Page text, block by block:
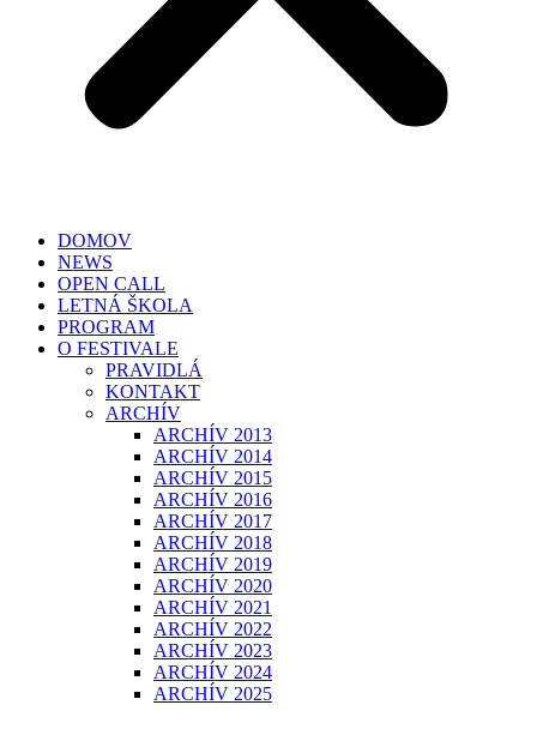
DOMOV
NEWS
OPEN CALL
LETNÁ ŠKOLA
PROGRAM
O FESTIVALE
PRAVIDLÁ
KONTAKT
ARCHÍV
ARCHÍV 2013
ARCHÍV 2014
ARCHÍV 2015
ARCHÍV 2016
ARCHÍV 2017
ARCHÍV 2018
ARCHÍV 2019
ARCHÍV 2020
ARCHÍV 2021
ARCHÍV 2022
ARCHÍV 2023
ARCHÍV 2024
ARCHÍV 2025